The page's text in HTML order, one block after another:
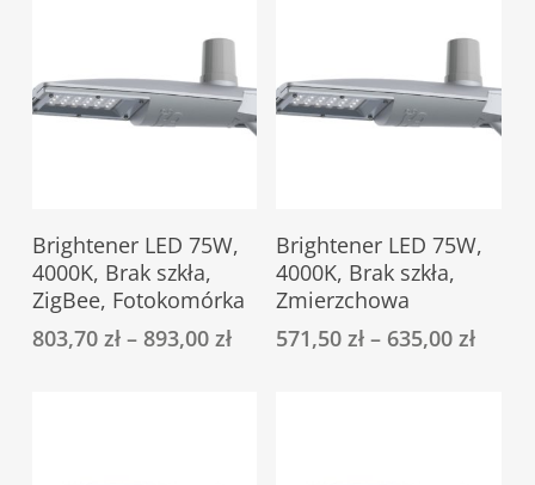
stronie
produktu
stronie
produktu
Select Options
produkt
ma
wiele
wariantów.
Brightener LED 75W,
4000K, Brak szkła,
ZigBee, Fotokomórka
803,70 zł– 893,00 zł
Select Options
produkt
ma
wariantów.
Brightener LED 75W,
4000K, Brak szkła,
Zmierzchowa
571,50zł – 635,00zł